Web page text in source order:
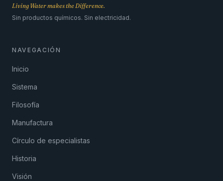
Living Water makes the Difference.
Sin productos químicos. Sin electricidad.
NAVEGACIÓN
Inicio
Sistema
Filosofía
Manufactura
Círculo de especialistas
Historia
Visión